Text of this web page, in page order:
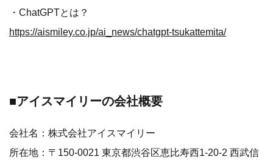
・ChatGPTとは？
https://aismiley.co.jp/ai_news/chatgpt-tsukattemita/
■アイスマイリーの会社概要
会社名：株式会社アイスマイリー
所在地：〒150-0021 東京都渋谷区恵比寿西1-20-2 西武信